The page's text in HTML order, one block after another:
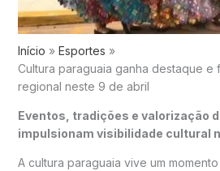
Início
Esportes
Cultura paraguaia ganha destaque
regional neste 9 de abril
Eventos, tradições e valorização
impulsionam visibilidade cultural
A cultura paraguaia vive um